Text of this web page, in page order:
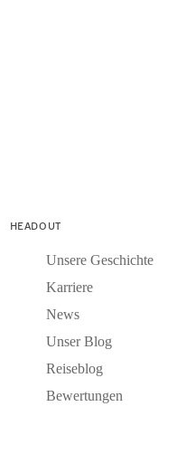
HEADOUT
Unsere Geschichte
Karriere
News
Unser Blog
Reiseblog
Bewertungen